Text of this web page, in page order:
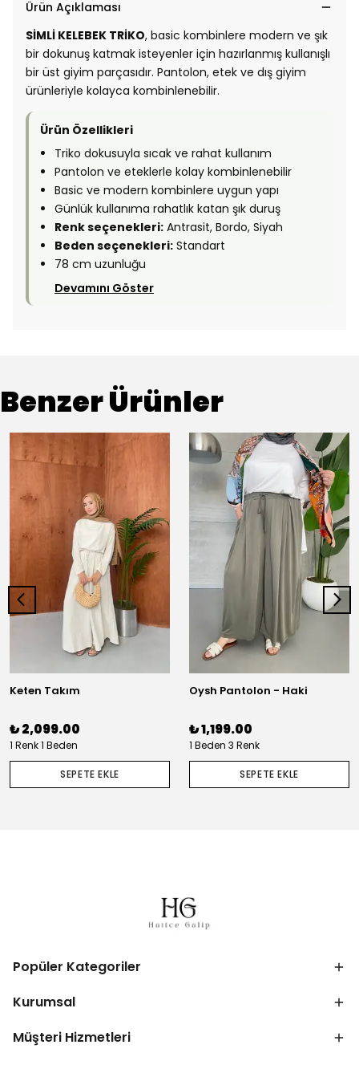
Ürün Açıklaması
SİMLİ KELEBEK TRİKO, basic kombinlere modern ve şık
bir dokunuş katmak isteyenler için hazırlanmış kullanışlı
bir üst giyim parçasıdır. Pantolon, etek ve dış giyim
ürünleriyle kolayca kombinlenebilir.
Ürün Özellikleri
Triko dokusuyla sıcak ve rahat kullanım
Pantolon ve eteklerle kolay kombinlenebilir
Basic ve modern kombinlere uygun yapı
Günlük kullanıma rahatlık katan şık duruş
Renk seçenekleri: Antrasit, Bordo, Siyah
Beden seçenekleri: Standart
78 cm uzunluğu
Devamını Göster
Benzer Ürünler
Keten Takım
₺ 2,099.00
1 Renk 1 Beden
SEPETE EKLE
Oysh Pantolon - Haki
₺ 1,199.00
1 Beden 3 Renk
SEPETE EKLE
Popüler Kategoriler
Kurumsal
Müşteri Hizmetleri